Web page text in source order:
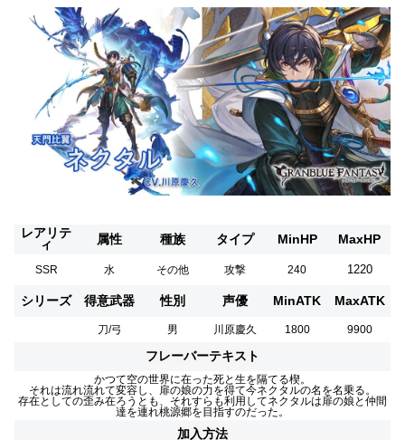
レアリテ
ィ
属性 種族 タイプ MinHP MaxHP
SSR 水 その他 攻撃 240 1220
シリーズ 得意武器 性別 声優 MinATK MaxATK
刀/弓 男 川原慶久 1800 9900
フレーバーテキスト
かつて空の世界に在った死と生を隔てる楔。
それは流れ流れて変容し、扉の娘の力を得て今ネクタルの名を名乗る。
存在としての歪み在ろうとも、それすらも利用してネクタルは扉の娘と仲間
達を連れ桃源郷を目指すのだった。
加入方法